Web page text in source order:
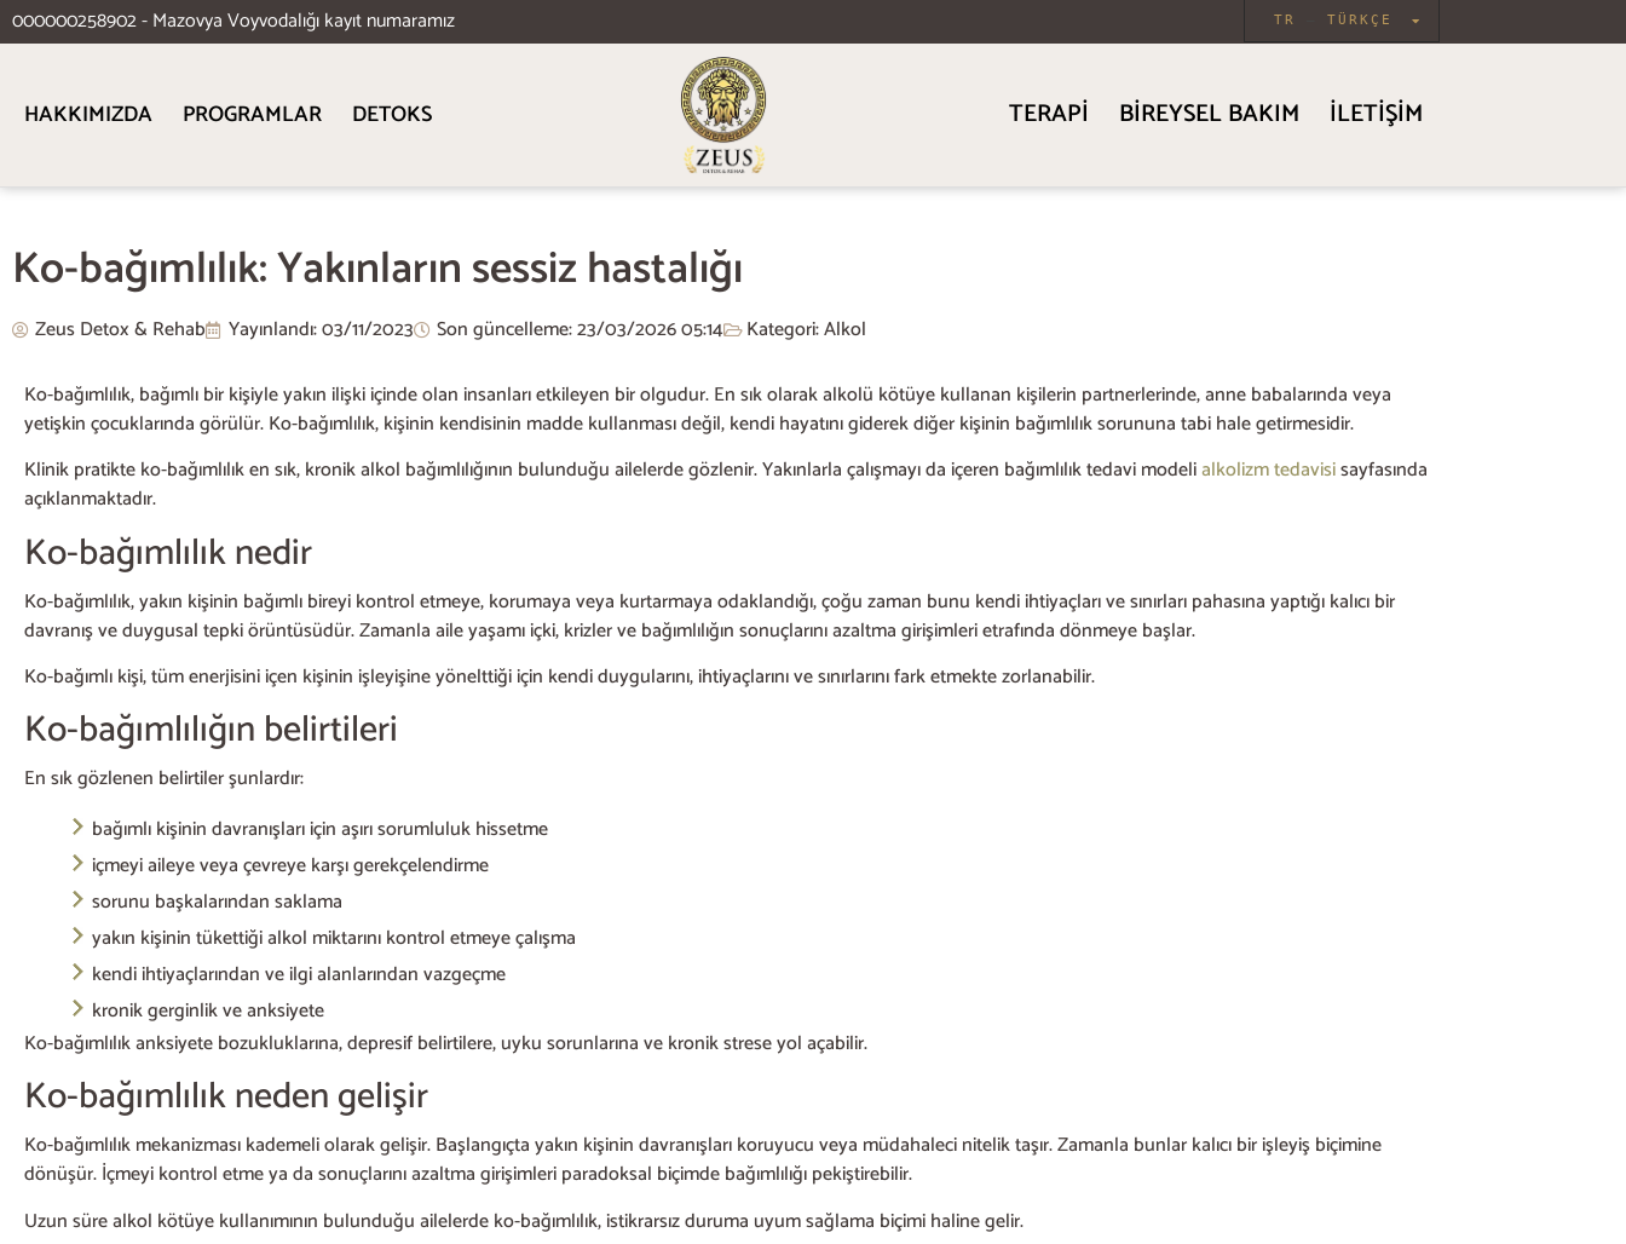
000000258902 - Mazovya Voyvodalığı kayıt numaramız TÜRKÇE
TR
HAKKIMIZDA PROGRAMLAR DETOKS TERAPI BIREYSEL BAKIM İLETIŞIM
Ko-bağımlılık: Yakınların sessiz hastalığı
Zeus Detox & Rehab Yayınlandı:03/11/2023 Son güncelleme: 23/03/202605:14 Kategori:Alkol
Ko-bağımlılık, bağımlı bir kişiyle yakın ilişki içinde olan insanları etkileyen bir olgudur. En sık olarak alkolü kötüye kullanan kişilerin partnerlerinde, anne babalarında veya
yetişkin çocuklarında görülür. Ko-bağımlılık, kişinin kendisinin madde kullanması değil, kendi hayatını giderek diğer kişinin bağımlılık sorununa tabi hale getirmesidir.
Klinik pratikte ko-bağımlılık en sık, kronik alkol bağımlılığının bulunduğu ailelerde gözlenir. Yakınlarla çalışmayı da içeren bağımlılık tedavi modelialkolizm tedavisisayfasında
açıklanmaktadır.
Ko-bağımlılık nedir
Ko-bağımlılık, yakın kişinin bağımlı bireyi kontrol etmeye, korumaya veya kurtarmaya odaklandığı, çoğu zaman bunu kendi ihtiyaçları ve sınırları pahasına yaptığı kalıcı bir
davranış ve duygusal tepki örüntüsüdür. Zamanla aile yaşamı içki, krizler ve bağımlılığın sonuçlarını azaltma girişimleri etrafında dönmeye başlar.
Ko-bağımlı kişi, tüm enerjisini içen kişinin işleyişine yönelttiği için kendi duygularını, ihtiyaçlarını ve sınırlarını fark etmekte zorlanabilir.
Ko-bağımlılığın belirtileri
En sık gözlenen belirtiler şunlardır:
bağımlı kişinin davranışları için aşırı sorumluluk hissetme
içmeyi aileye veya çevreye karşı gerekçelendirme
sorunu başkalarından saklama
yakın kişinin tükettiği alkol miktarını kontrol etmeye çalışma
kendi ihtiyaçlarından ve ilgi alanlarından vazgeçme
kronik gerginlik ve anksiyete
Ko-bağımlılık anksiyete bozukluklarına, depresif belirtilere, uyku sorunlarına ve kronik strese yol açabilir.
Ko-bağımlılık neden gelişir
Ko-bağımlılık mekanizması kademeli olarak gelişir. Başlangıçta yakın kişinin davranışları koruyucu veya müdahaleci nitelik taşır. Zamanla bunlar kalıcı bir işleyiş biçimine
dönüşür. İçmeyi kontrol etme ya da sonuçlarını azaltma girişimleri paradoksal biçimde bağımlılığı pekiştirebilir.
Uzun süre alkol kötüye kullanımının bulunduğu ailelerde ko-bağımlılık, istikrarsız duruma uyum sağlama biçimi haline gelir.